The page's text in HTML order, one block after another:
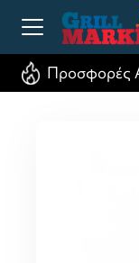
Προσφορές